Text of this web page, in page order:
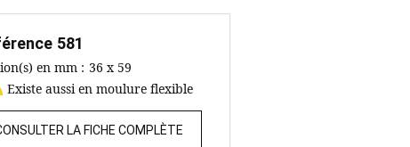
581
en mm : 36 x 59
Existe aussi en moulure flexible
LA FICHE COMPLÈTE